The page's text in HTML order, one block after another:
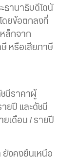
ธานาธิบดีโดนั
ดยข้อตกลงที่
ล็กจาก
ษี หรือเสียภาษี
นีราคาผู้
ายปี และดัชนี
ยเดือน / รายปี
ยังคงยืนเหนือ